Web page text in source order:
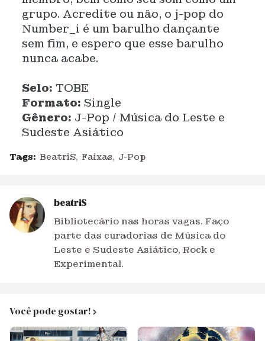
grupo. Acredite ou não, o j-pop do
Number_i é um barulho dançante
sem fim, e espero que esse barulho
nunca acabe.
Selo: TOBE
Formato: Single
Gênero: J-Pop / Música do Leste e
Sudeste Asiático
Tags: BeatriS Faixas J-Pop
beatriS
Bibliotecário nas horas vagas. Faço
parte das curadorias de Música do
Leste e Sudeste Asiático, Rock e
Experimental.
Você pode gostar!